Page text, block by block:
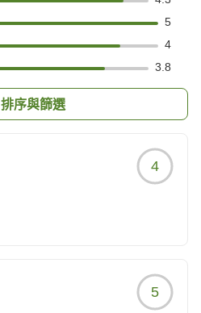
5
4
3.8
排序與篩選
4
5